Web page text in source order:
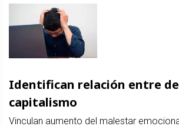
Identifican relación entre
capitalismo
Vinculan aumento del malestar